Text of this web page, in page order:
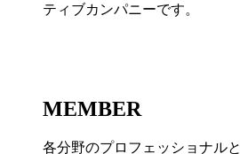
ティブカンパニーです。
MEMBER
各分野のプロフェッショナル